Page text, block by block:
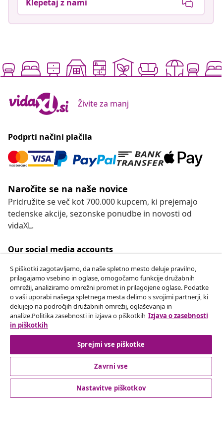
Klepetaj z nami
Živite za manj
Podprti načini plačila
Naročite se na naše novice
Pridružite se več kot 700.000 kupcem, ki prejemajo
tedenske akcije, sezonske ponudbe in novosti od
vidaXL.
Our social media accounts
Odstop od pogodbe
Oddaj zahtevek za odstop od naročila.
Odstop od pogodbe
Podpora za stranke
S piškotki zagotavljamo, da naše spletno mesto deluje pravilno,
prilagajamo vsebino in oglase, omogočamo funkcije družabnih
omrežij, analiziramo omrežni promet in prilagojene oglase. Podatke
o vaši uporabi našega spletnega mesta delimo s svojimi partnerji, ki
delujejo na področjih družabnih omrežij, oglaševanja in
analize.Politika zasebnosti in izjava o piškotkih Izjava o zasebnosti
in piškotkih
Sprejmi vse piškotke
Zavrni vse
Nastavitve piškotkov